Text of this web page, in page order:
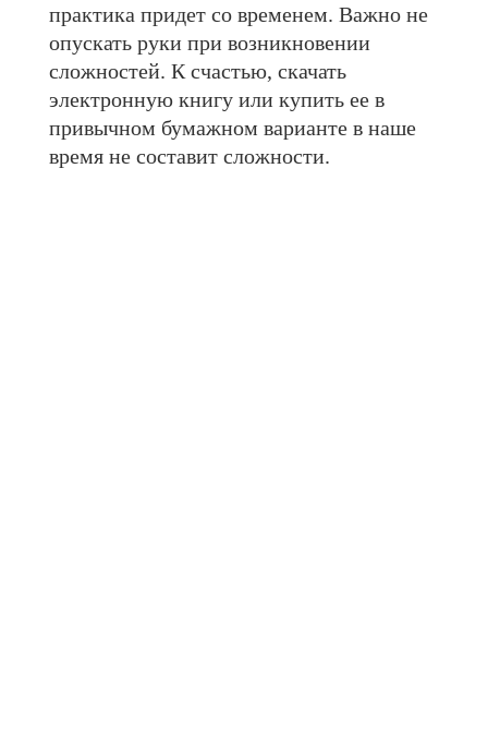
практика придет со временем. Важно не
опускать руки при возникновении
сложностей. К счастью, скачать
электронную книгу или купить ее в
привычном бумажном варианте в наше
время не составит сложности.